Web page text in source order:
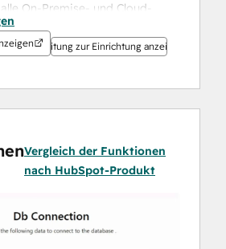
On-Premise- und Cloud-
die OData
Sowohl in eine Richtung
zu nutzen –
inaktive Kunden
und Auftragswert zu
und über HubSpot eine
Anleitung zur Einrichtung anzeigen
Vergleich der Funktionen
nach HubSpot-Produkt